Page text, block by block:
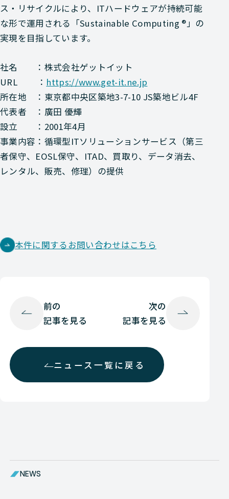
ス・リサイクルにより、ITハードウェアが持続可能
な形で運用される「Sustainable Computing ®」の
実現を目指しています。
社名 ：株式会社ゲットイット
URL ： https://www.get-it.ne.jp
所在地 ：東京都中央区築地3-7-10 JS築地ビル4F
代表者 ：廣田 優輝
設立 ：2001年4月
事業内容：循環型ITソリューションサービス（第三
者保守、EOSL保守、ITAD、買取り、データ消去、
レンタル、販売、修理）の提供
本件に関するお問い合わせはこちら
前の
記事を見る
ニュース一覧に戻る
次の
記事を見る
NEWS